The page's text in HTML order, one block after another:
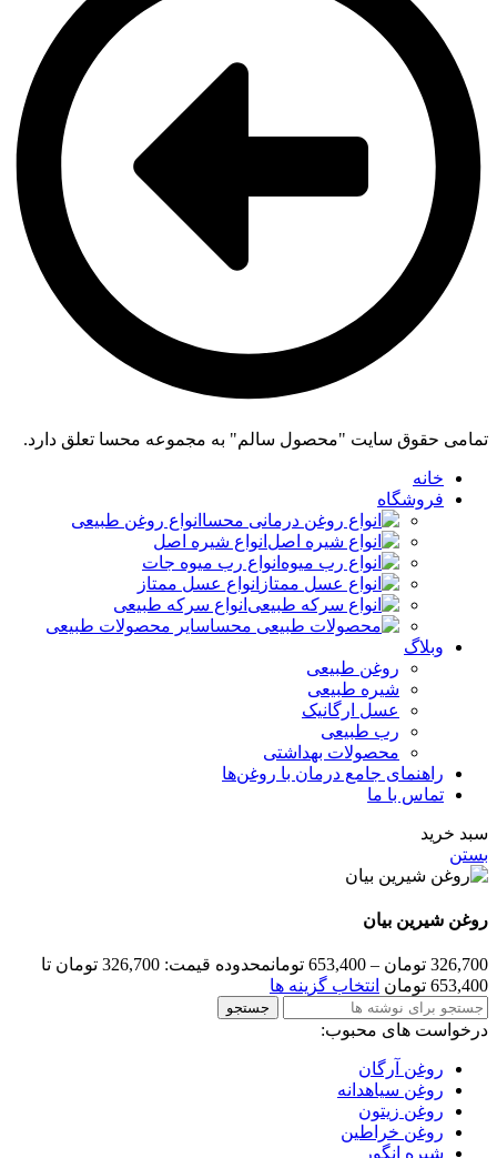
تمامی حقوق سایت "محصول سالم" به مجموعه محسا تعلق دارد.
خانه
فروشگاه
انواع روغن طبیعی
انواع شیره اصل
انواع رب میوه جات
انواع عسل ممتاز
انواع سرکه طبیعی
سایر محصولات طبیعی
وبلاگ
روغن طبیعی
شیره طبیعی
عسل ارگانیک
رب طبیعی
محصولات بهداشتی
راهنمای جامع درمان با روغن‌ها
تماس با ما
سبد خرید
بستن
روغن شیرین بیان
326,700 تومان –
653,400 تومان
محدوده قیمت: 326,700 تومان تا
653,400 تومان
انتخاب گزینه ها
جستجو
درخواست های محبوب:
روغن آرگان
روغن سیاهدانه
روغن زیتون
روغن خراطین
شیره انگور